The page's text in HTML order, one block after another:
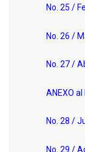
No. 25 /
No. 26 /
No. 27 /
ANEXO al
No. 28 /
No. 29 /